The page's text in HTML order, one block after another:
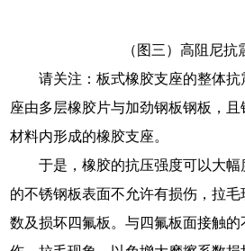
（图三）高阻尼抗
请关注：板式橡胶支座的整体
座由多层橡胶片与加劲钢板钢板，
材料内形成的橡胶支座。
于是，橡胶的抗压强度可以大
的不锈钢板表面不允许有损伤，拉
数及损坏四氟板。与四氟板面接触